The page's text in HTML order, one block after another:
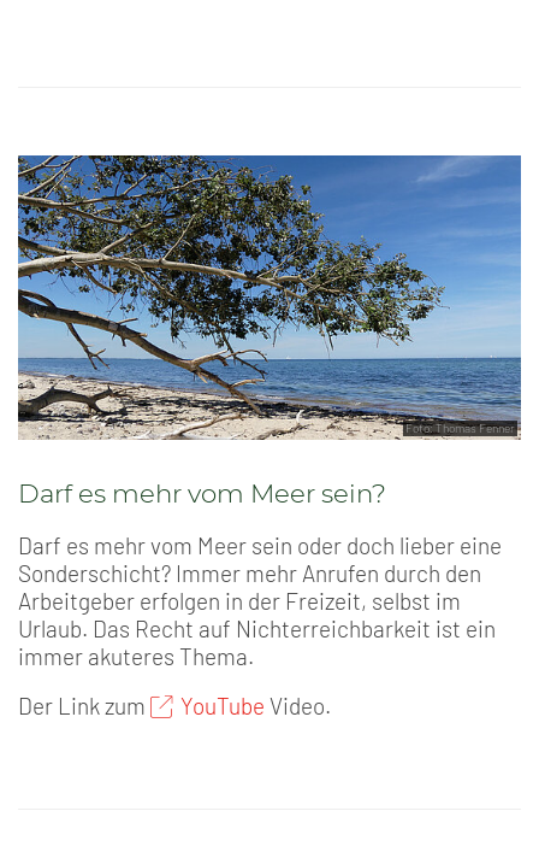
Foto: Thomas Fenner
Darf es mehr vom Meer sein?
Darf es mehr vom Meer sein oder doch lieber eine
Sonderschicht? Immer mehr Anrufen durch den
Arbeitgeber erfolgen in der Freizeit, selbst im
Urlaub. Das Recht auf Nichterreichbarkeit ist ein
immer akuteres Thema.
Der Link zum
YouTube Video.